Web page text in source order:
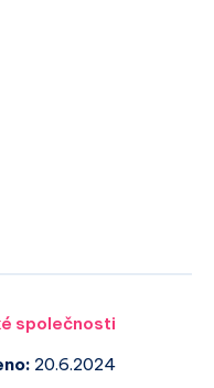
společnosti
20.6.2024